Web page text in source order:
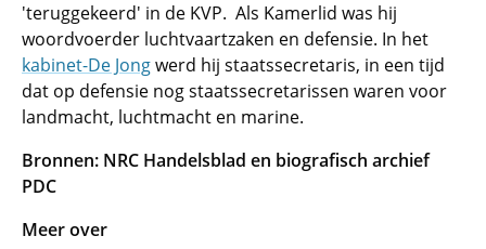
'teruggekeerd' in de KVP. Als Kamerlid was hij
woordvoerder luchtvaartzaken en defensie. In het
kabinet-De Jongwerd hij staatssecretaris, in een tijd
dat op defensie nog staatssecretarissen waren voor
landmacht, luchtmacht en marine.
Bronnen: NRC Handelsblad en biografisch archief
PDC
Meer over